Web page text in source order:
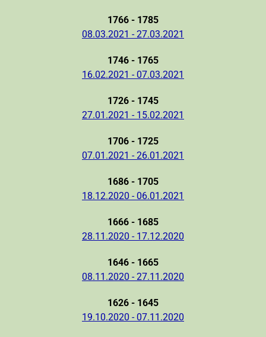
1766 - 1785
08.03.2021 - 27.03.2021
1746 - 1765
16.02.2021 - 07.03.2021
1726 - 1745
27.01.2021 - 15.02.2021
1706 - 1725
07.01.2021 - 26.01.2021
1686 - 1705
18.12.2020 - 06.01.2021
1666 - 1685
28.11.2020 - 17.12.2020
1646 - 1665
08.11.2020 - 27.11.2020
1626 - 1645
19.10.2020 - 07.11.2020